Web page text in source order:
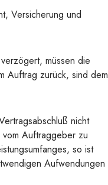
Versicherung und
müssen die
Auftrag zurück, sind dem
nicht
Auftraggeber zu
so ist
Aufwendungen